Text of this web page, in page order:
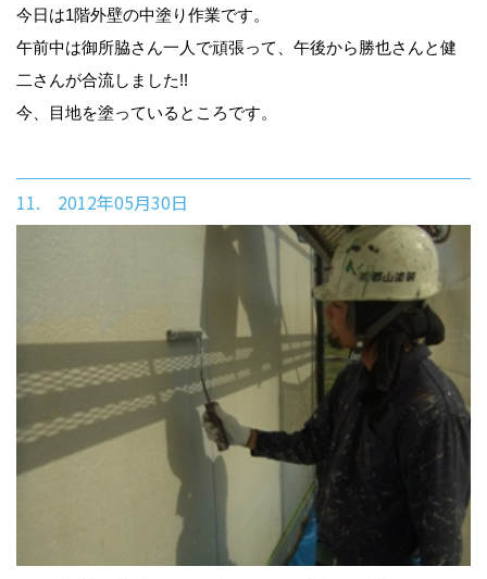
今日は1階外壁の中塗り作業です。
午前中は御所脇さん一人で頑張って、午後から勝也さんと健
二さんが合流しました!!
今、目地を塗っているところです。
11. 2012年05月30日